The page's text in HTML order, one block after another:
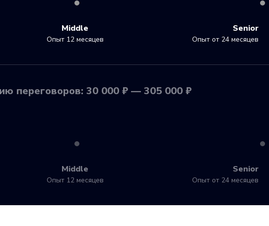
Middle
Опыт 12 месяцев
Senior
Опыт от 24 месяцев
переговоров: 30 000 ₽ — 305 000 ₽
Middle
Опыт 12 месяцев
Senior
Опыт от 24 месяцев